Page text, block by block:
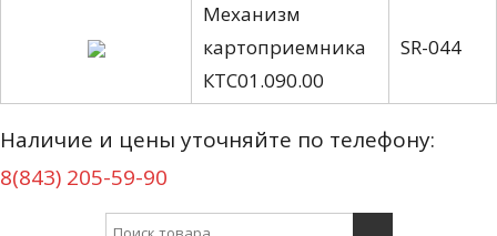
Механизм
картоприемника
КТС01.090.00
SR-044
Наличие и цены уточняйте по телефону:
8(843) 205-59-90
Search for: